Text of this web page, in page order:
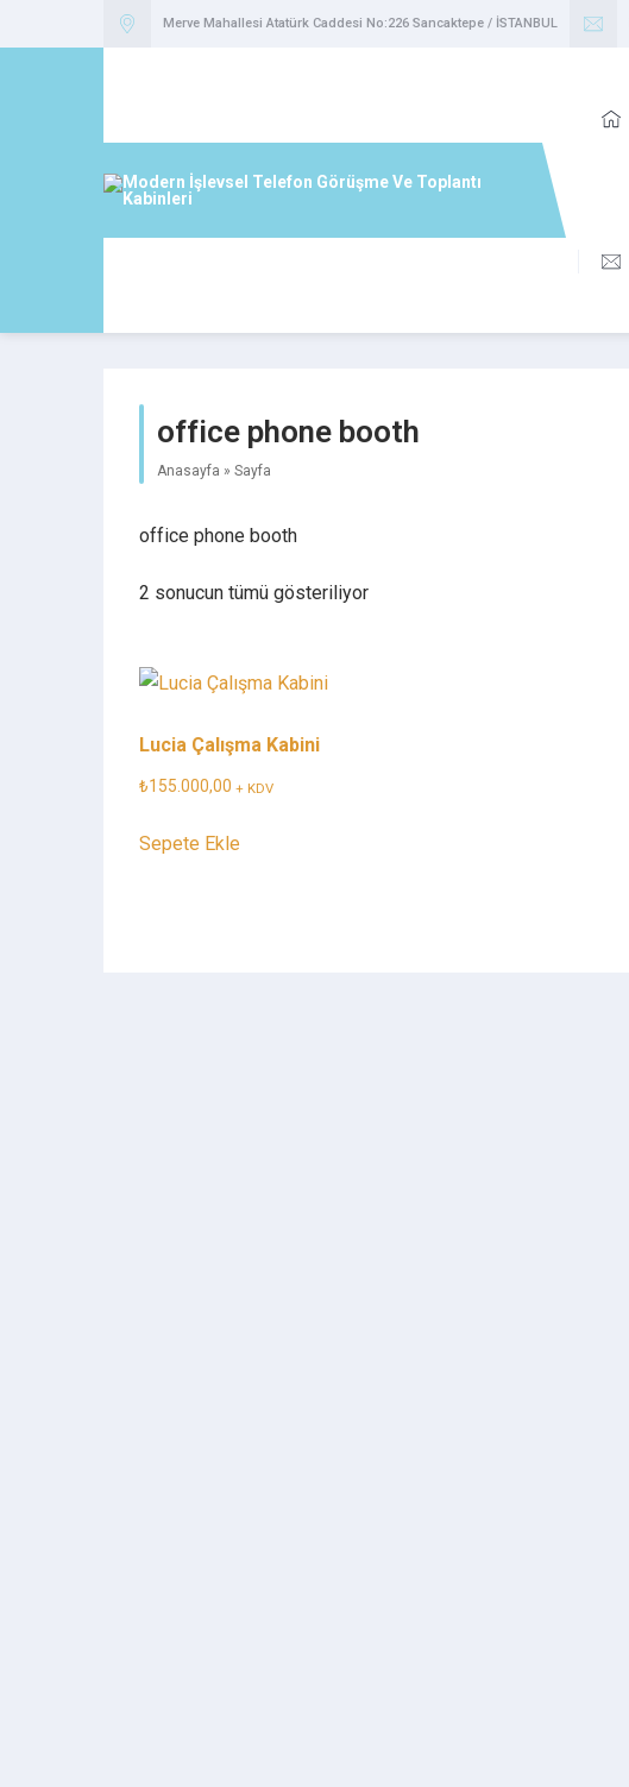
Merve Mahallesi Atatürk Caddesi No:226 Sancaktepe / İSTANBUL
office phone booth
Anasayfa » Sayfa
office phone booth
2 sonucun tümü gösteriliyor
Lucia Çalışma Kabini
₺155.000,00 + KDV
Sepete Ekle